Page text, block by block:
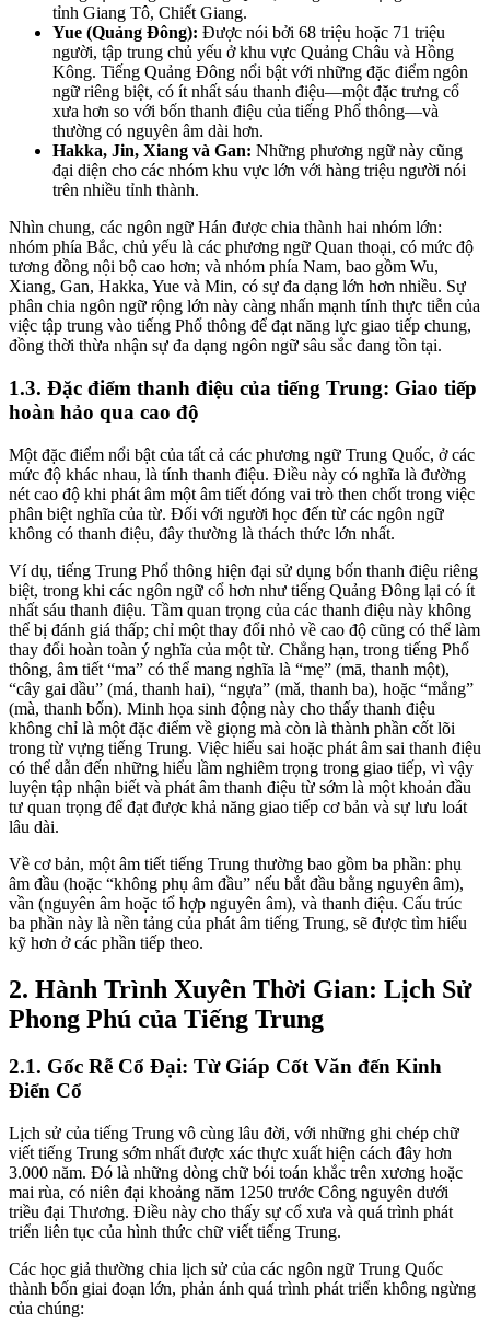
tỉnh Giang Tô, Chiết Giang.
Yue (Quảng Đông): Được nói bởi 68 triệu hoặc 71 triệu
người, tập trung chủ yếu ở khu vực Quảng Châu và Hồng
Kông. Tiếng Quảng Đông nổi bật với những đặc điểm ngôn
ngữ riêng biệt, có ít nhất sáu thanh điệu—một đặc trưng cổ
xưa hơn so với bốn thanh điệu của tiếng Phổ thông—và
thường có nguyên âm dài hơn.
Hakka, Jin, Xiang và Gan: Những phương ngữ này cũng
đại diện cho các nhóm khu vực lớn với hàng triệu người nói
trên nhiều tỉnh thành.
Nhìn chung, các ngôn ngữ Hán được chia thành hai nhóm lớn:
nhóm phía Bắc, chủ yếu là các phương ngữ Quan thoại, có mức độ
tương đồng nội bộ cao hơn; và nhóm phía Nam, bao gồm Wu,
Xiang, Gan, Hakka, Yue và Min, có sự đa dạng lớn hơn nhiều. Sự
phân chia ngôn ngữ rộng lớn này càng nhấn mạnh tính thực tiễn của
việc tập trung vào tiếng Phổ thông để đạt năng lực giao tiếp chung,
đồng thời thừa nhận sự đa dạng ngôn ngữ sâu sắc đang tồn tại.
1.3. Đặc điểm thanh điệu của tiếng Trung: Giao tiếp
hoàn hảo qua cao độ
Một đặc điểm nổi bật của tất cả các phương ngữ Trung Quốc, ở các
mức độ khác nhau, là tính thanh điệu. Điều này có nghĩa là đường
nét cao độ khi phát âm một âm tiết đóng vai trò then chốt trong việc
phân biệt nghĩa của từ. Đối với người học đến từ các ngôn ngữ
không có thanh điệu, đây thường là thách thức lớn nhất.
Ví dụ, tiếng Trung Phổ thông hiện đại sử dụng bốn thanh điệu riêng
biệt, trong khi các ngôn ngữ cổ hơn như tiếng Quảng Đông lại có ít
nhất sáu thanh điệu. Tầm quan trọng của các thanh điệu này không
thể bị đánh giá thấp; chỉ một thay đổi nhỏ về cao độ cũng có thể làm
thay đổi hoàn toàn ý nghĩa của một từ. Chẳng hạn, trong tiếng Phổ
thông, âm tiết “ma” có thể mang nghĩa là “mẹ” (mā, thanh một),
“cây gai dầu” (má, thanh hai), “ngựa” (mǎ, thanh ba), hoặc “mắng”
(mà, thanh bốn). Minh họa sinh động này cho thấy thanh điệu
không chỉ là một đặc điểm về giọng mà còn là thành phần cốt lõi
trong từ vựng tiếng Trung. Việc hiểu sai hoặc phát âm sai thanh điệu
có thể dẫn đến những hiểu lầm nghiêm trọng trong giao tiếp, vì vậy
luyện tập nhận biết và phát âm thanh điệu từ sớm là một khoản đầu
tư quan trọng để đạt được khả năng giao tiếp cơ bản và sự lưu loát
lâu dài.
Về cơ bản, một âm tiết tiếng Trung thường bao gồm ba phần: phụ
âm đầu (hoặc “không phụ âm đầu” nếu bắt đầu bằng nguyên âm),
vần (nguyên âm hoặc tổ hợp nguyên âm), và thanh điệu. Cấu trúc
ba phần này là nền tảng của phát âm tiếng Trung, sẽ được tìm hiểu
kỹ hơn ở các phần tiếp theo.
2. Hành Trình Xuyên Thời Gian: Lịch Sử
Phong Phú của Tiếng Trung
2.1. Gốc Rễ Cổ Đại: Từ Giáp Cốt Văn đến Kinh
Điển Cổ
Lịch sử của tiếng Trung vô cùng lâu đời, với những ghi chép chữ
viết tiếng Trung sớm nhất được xác thực xuất hiện cách đây hơn
3.000 năm. Đó là những dòng chữ bói toán khắc trên xương hoặc
mai rùa, có niên đại khoảng năm 1250 trước Công nguyên dưới
triều đại Thương. Điều này cho thấy sự cổ xưa và quá trình phát
triển liên tục của hình thức chữ viết tiếng Trung.
Các học giả thường chia lịch sử của các ngôn ngữ Trung Quốc
thành bốn giai đoạn lớn, phản ánh quá trình phát triển không ngừng
của chúng: